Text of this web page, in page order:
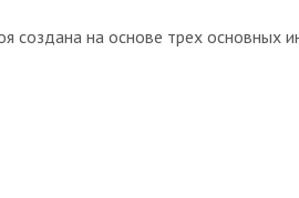
создана на основе трех основных